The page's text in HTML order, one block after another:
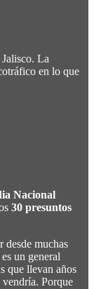
La
en lo que
Nacional
30 presuntos
desde muchas
un general
que llevan años
vendría. Porque